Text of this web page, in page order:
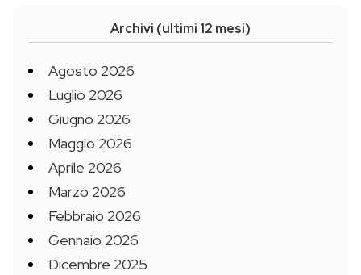
Archivi (ultimi 12 mesi)
Agosto 2026
Luglio 2026
Giugno 2026
Maggio 2026
Aprile 2026
Marzo 2026
Febbraio 2026
Gennaio 2026
Dicembre 2025